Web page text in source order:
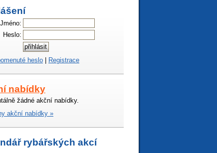
Jméno:
Heslo:
heslo | Registrace
nabídky
žádné akční nabídky.
akční nabídky »
rybářských akcí